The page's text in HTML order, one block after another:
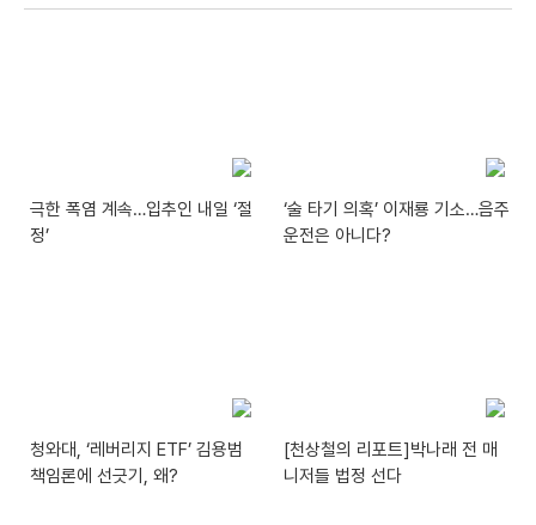
극한 폭염 계속…입추인 내일 ‘절
정’
‘술 타기 의혹’ 이재룡 기소…음주
운전은 아니다?
청와대, ‘레버리지 ETF’ 김용범
책임론에 선긋기, 왜?
[천상철의 리포트]박나래 전 매
니저들 법정 선다